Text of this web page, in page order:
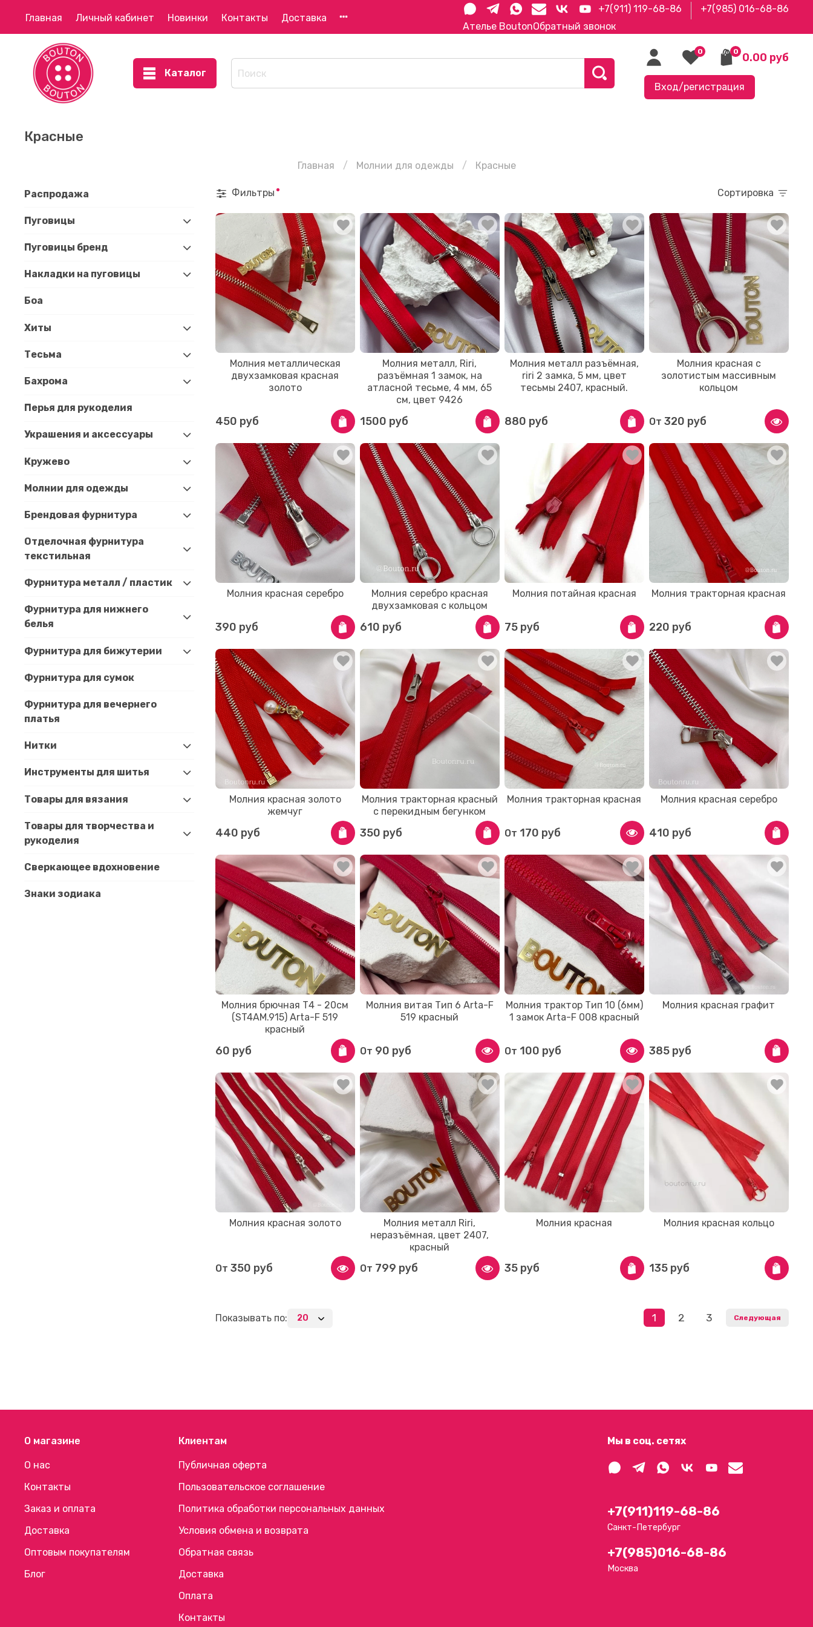
Ателье BoutonОбратный звонок
Главная Личный кабинет Новинки Контакты Доставка
+7(911) 119-68-86 +7(985) 016-68-86
Каталог
0 0 0.00 руб
Вход/регистрация
Красные
Главная Молнии для одежды Красные
Фильтры Сортировка
Молния металлическая
двухзамковая красная
золото
450 руб
Молния металл, Riri,
разъёмная 1 замок, на
атласной тесьме, 4 мм, 65
см, цвет 9426
1500 руб
Молния металл разъёмная,
riri 2 замка, 5 мм, цвет
тесьмы 2407, красный.
880 руб
Молния красная с
золотистым массивным
кольцом
От 320 руб
Молния красная серебро
390 руб
Молния серебро красная
двухзамковая с кольцом
610 руб
Молния потайная красная
75 руб
Молния тракторная красная
220 руб
Молния красная золото
жемчуг
440 руб
Молния тракторная красный
с перекидным бегунком
350 руб
Молния тракторная красная
От 170 руб
Молния красная серебро
410 руб
Молния брючная Т4 - 20см
(ST4AM.915) Arta-F 519
красный
60 руб
Молния витая Тип 6 Arta-F
519 красный
От 90 руб
Молния трактор Тип 10 (6мм)
1 замок Arta-F 008 красный
От 100 руб
Молния красная графит
385 руб
Молния красная золото
От 350 руб
Молния металл Riri,
неразъёмная, цвет 2407,
красный
От 799 руб
Молния красная
35 руб
Молния красная кольцо
135 руб
Показывать по: 1 2 3 Следующая
Распродажа
Пуговицы
Пуговицы бренд
Накладки на пуговицы
Боа
Хиты
Тесьма
Бахрома
Перья для рукоделия
Украшения и аксессуары
Кружево
Молнии для одежды
Брендовая фурнитура
Отделочная фурнитура
текстильная
Фурнитура металл / пластик
Фурнитура для нижнего
белья
Фурнитура для бижутерии
Фурнитура для сумок
Фурнитура для вечернего
платья
Нитки
Инструменты для шитья
Товары для вязания
Товары для творчества и
рукоделия
Сверкающее вдохновение
Знаки зодиака
О магазине
О нас
Контакты
Заказ и оплата
Доставка
Оптовым покупателям
Блог
Клиентам
Публичная оферта
Пользовательское соглашение
Политика обработки персональных данных
Условия обмена и возврата
Обратная связь
Доставка
Оплата
Контакты
Мы в соц. сетях
+7(911)119-68-86
Санкт-Петербург
+7(985)016-68-86
Москва